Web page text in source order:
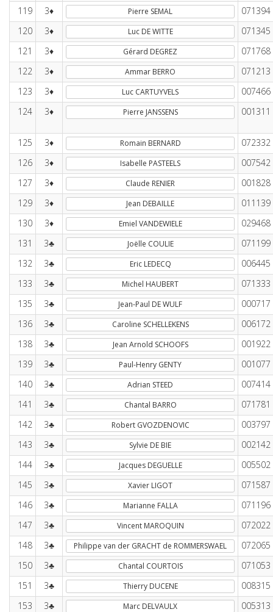
119
3♦ Pierre SEMAL
071394
120
3♦ Luc DE WITTE
071345
121
3♦ Gérard DEGREZ
071768
122
3♦ Ammar BERRO
071213
123
3♦ Luc CARTUYVELS
007466
124
3♦ Pierre JANSSENS 001311
125 3♦ Romain BERNARD
072332
126
3♦ Isabelle PASTEELS
007542
127
3♦ Claude RENIER
001828
129
3♦ Jean DEBAILLE
011139
130
3♦ Emiel VANDEWIELE
029468
131
3♣ Joëlle COULIE
071199
132
3♣ Eric LEDECQ
006445
133
3♣ Michel HAUBERT
071333
135
3♣ Jean-Paul DE WULF
000717
136
3♣ Caroline SCHELLEKENS
006172
138
3♣ Jean Arnold SCHOOFS
001922
139
3♣ Paul-Henry GENTY
001077
140
3♣ Adrian STEED
007414
141
3♣ Chantal BARRO
071781
142
3♣ Robert GVOZDENOVIC
003797
143
3♣ Sylvie DE BIE
002142
144
3♣ Jacques DEGUELLE
005502
145
3♣ Xavier LIGOT
071587
146
3♣ Marianne FALLA
071196
147
3♣ Vincent MAROQUIN
072022
148
3♣ Philippe van der GRACHT de ROMMERSWAEL
072065
150
3♣ Chantal COURTOIS
071053
151
3♣ Thierry DUCENE
008315
153
3♣ Marc DELVAULX
005313